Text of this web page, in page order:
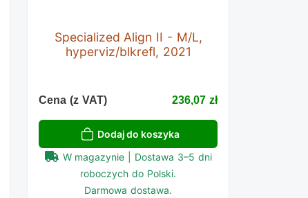
Specialized Align II - M/L,
hyperviz/blkrefl, 2021
Cena (z VAT) 236,07 zł
Dodaj do koszyka
W magazynie | Dostawa 3–5 dni
roboczych do Polski.
Darmowa dostawa.